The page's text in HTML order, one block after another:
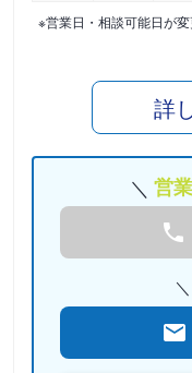
※営業日・相談可能日が
詳
営